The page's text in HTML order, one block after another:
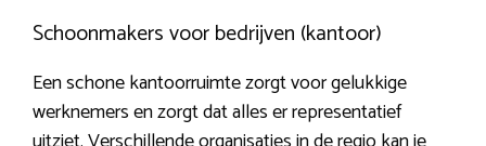
Schoonmakers voor bedrijven (kantoor)
Een schone kantoorruimte zorgt voor gelukkige
werknemers en zorgt dat alles er representatief